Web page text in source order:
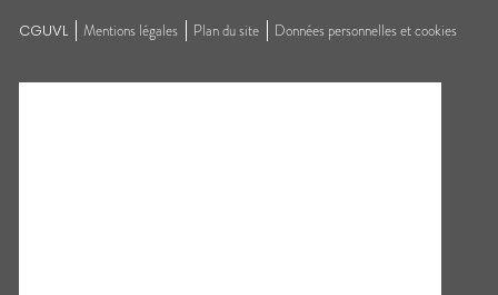
CGUVL Mentions légales Plan du site Données personnelles et cookies